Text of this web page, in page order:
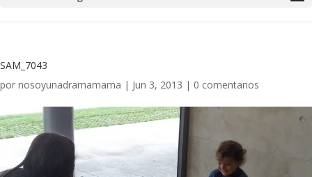
SAM_7043
por nosoyunadramamama | Jun 3, 2013 | 0 comentarios